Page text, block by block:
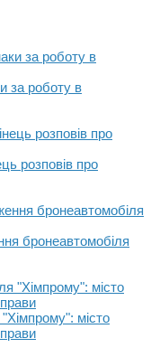
за роботу в
розповів про
бронеавтомобіля
місто